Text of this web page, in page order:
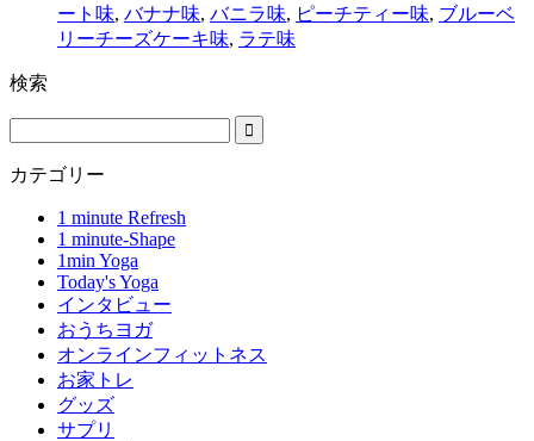
ート味, バナナ味, バニラ味, ピーチティー味, ブルーベ
リーチーズケーキ味, ラテ味
検索
カテゴリー
1 minute Refresh
1 minute-Shape
1min Yoga
Today's Yoga
インタビュー
おうちヨガ
オンラインフィットネス
お家トレ
グッズ
サプリ